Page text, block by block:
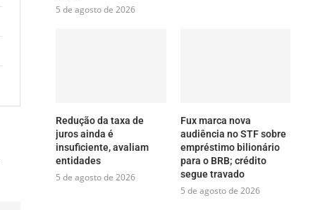
5 de agosto de 2026
Redução da taxa de
juros ainda é
insuficiente, avaliam
entidades
5 de agosto de 2026
Fux marca nova
audiência no STF sobre
empréstimo bilionário
para o BRB; crédito
segue travado
5 de agosto de 2026